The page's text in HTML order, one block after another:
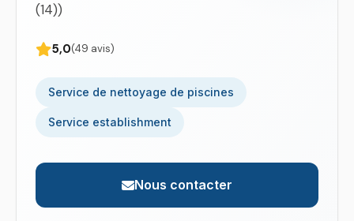
(14))
5,0(49 avis)
Service de nettoyage de piscines
Service establishment
Nous contacter